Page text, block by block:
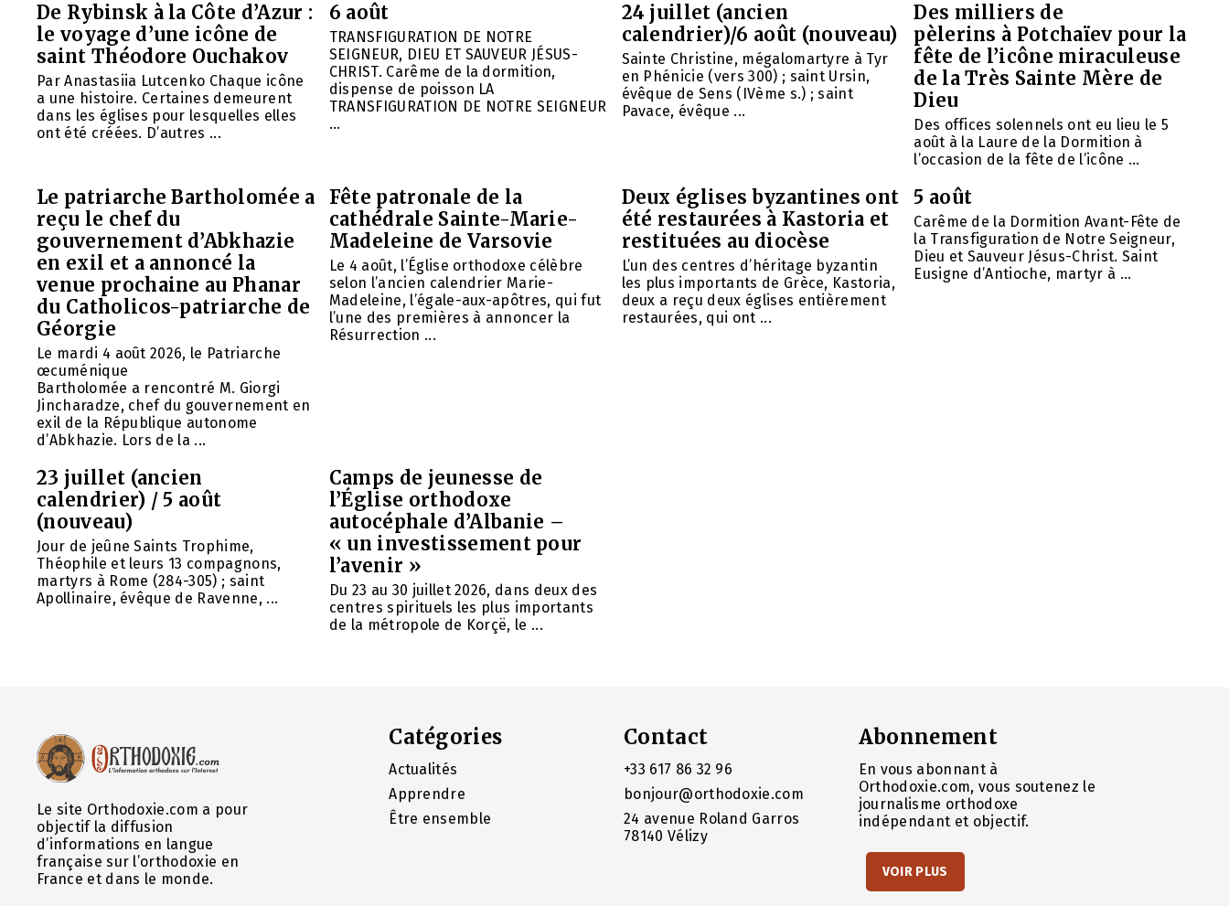
De Rybinsk à la Côte d’Azur :
le voyage d’une icône de
saint Théodore Ouchakov
Par Anastasiia Lutcenko Chaque icône
a une histoire. Certaines demeurent
dans les églises pour lesquelles elles
ont été créées. D’autres ...
6 août
TRANSFIGURATION DE NOTRE
SEIGNEUR, DIEU ET SAUVEUR JÉSUS-
CHRIST. Carême de la dormition,
dispense de poisson LA
TRANSFIGURATION DE NOTRE SEIGNEUR
...
24 juillet (ancien
calendrier)/6 août (nouveau)
Sainte Christine, mégalomartyre à Tyr
en Phénicie (vers 300) ; saint Ursin,
évêque de Sens (IVème s.) ; saint
Pavace, évêque ...
Des milliers de
pèlerins à Potchaïev pour la
fête de l’icône miraculeuse
de la Très Sainte Mère de
Dieu
Des offices solennels ont eu lieu le 5
août à la Laure de la Dormition à
l’occasion de la fête de l’icône ...
Le patriarche Bartholomée a
reçu le chef du
gouvernement d’Abkhazie
en exil et a annoncé la
venue prochaine au Phanar
du Catholicos-patriarche de
Géorgie
Le mardi 4 août 2026, le Patriarche
œcuménique
Bartholomée a rencontré M. Giorgi
Jincharadze, chef du gouvernement en
exil de la République autonome
d’Abkhazie. Lors de la ...
Fête patronale de la
cathédrale Sainte-Marie-
Madeleine de Varsovie
Le 4 août, l’Église orthodoxe célèbre
selon l’ancien calendrier Marie-
Madeleine, l’égale-aux-apôtres, qui fut
l’une des premières à annoncer la
Résurrection ...
Deux églises byzantines ont
été restaurées à Kastoria et
restituées au diocèse
L’un des centres d’héritage byzantin
les plus importants de Grèce, Kastoria,
deux a reçu deux églises entièrement
restaurées, qui ont ...
5 août
Carême de la Dormition Avant-Fête de
la Transfiguration de Notre Seigneur,
Dieu et Sauveur Jésus-Christ. Saint
Eusigne d’Antioche, martyr à ...
23 juillet (ancien
calendrier) / 5 août
(nouveau)
Jour de jeûne Saints Trophime,
Théophile et leurs 13 compagnons,
martyrs à Rome (284-305) ; saint
Apollinaire, évêque de Ravenne, ...
Camps de jeunesse de
l’Église orthodoxe
autocéphale d’Albanie –
« un investissement pour
l’avenir »
Du 23 au 30 juillet 2026, dans deux des
centres spirituels les plus importants
de la métropole de Korçë, le ...
Le site Orthodoxie.com a pour
objectif la diffusion
d’informations en langue
française sur l’orthodoxie en
France et dans le monde.
Catégories
Actualités
Apprendre
Être ensemble
Contact
+33 617 86 32 96
bonjour@orthodoxie.com
24 avenue Roland Garros
78140 Vélizy
Abonnement
En vous abonnant à
Orthodoxie.com, vous soutenez le
journalisme orthodoxe
indépendant et objectif.
VOIR PLUS